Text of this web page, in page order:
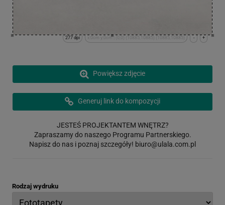
+
-
x:0cm y:0cm | (0,0) (10885,10885) (10885,10885)
277 dpi
Powiększ zdjęcie
Generuj link do kompozycji
JESTEŚ PROJEKTANTEM WNĘTRZ?
Zapraszamy do naszego Programu Partnerskiego.
Napisz do nas i poznaj szczegóły! biuro@ulala.com.pl
Rodzaj wydruku